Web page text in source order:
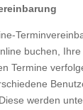
buchen,
Termine
werden